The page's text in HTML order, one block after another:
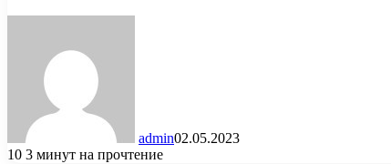
admin02.05.2023
10 3 минут на прочтение